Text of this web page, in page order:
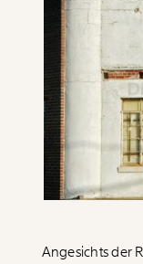
Paper
Projekte
Care-
Über
Angesichts der